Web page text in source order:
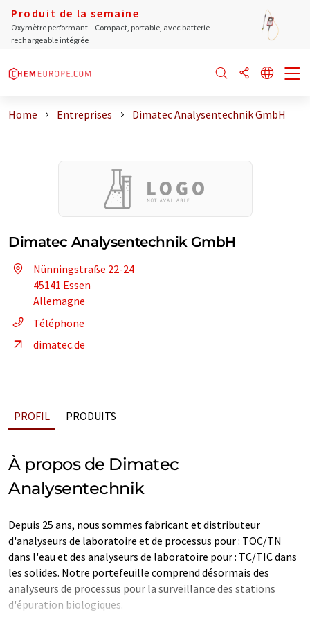
Produit de la semaine
Oxymètre performant – Compact, portable, avec batterie
rechargeable intégrée
Home Entreprises Dimatec Analysentechnik GmbH
Dimatec Analysentechnik GmbH
Nünningstraße 22-24
45141 Essen
Allemagne
Téléphone
dimatec.de
PROFIL PRODUITS
À propos de Dimatec
Analysentechnik
Depuis 25 ans, nous sommes fabricant et distributeur
d'analyseurs de laboratoire et de processus pour : TOC/TN
dans l'eau et des analyseurs de laboratoire pour : TC/TIC dans
les solides. Notre portefeuille comprend désormais des
analyseurs de processus pour la surveillance des stations
d'épuration biologiques.